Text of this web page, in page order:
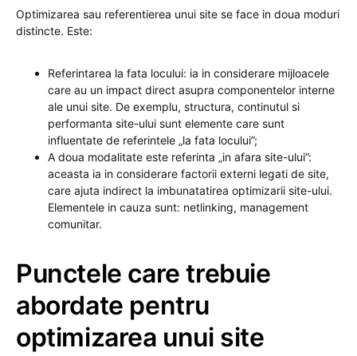
Optimizarea sau referentierea unui site se face in doua moduri
distincte. Este:
Referintarea la fata locului: ia in considerare mijloacele
care au un impact direct asupra componentelor interne
ale unui site. De exemplu, structura, continutul si
performanta site-ului sunt elemente care sunt
influentate de referintele „la fata locului”;
A doua modalitate este referinta „in afara site-ului”:
aceasta ia in considerare factorii externi legati de site,
care ajuta indirect la imbunatatirea optimizarii site-ului.
Elementele in cauza sunt: ​​netlinking, management
comunitar.
Punctele care trebuie
abordate pentru
optimizarea unui site